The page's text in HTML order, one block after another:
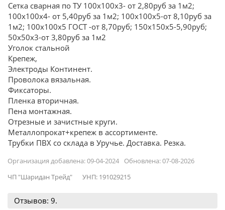
Сетка сварная по ТУ 100х100х3- от 2,80руб за 1м2;
100х100х4- от 5,40руб за 1м2; 100х100х5-от 8,10руб за
1м2; 100х100х5 ГОСТ -от 8,70руб; 150х150х5-5,90руб;
50х50х3-от 3,80руб за 1м2
Уголок стальной
Крепеж,
Электроды Континент.
Проволока вязальная.
Фиксаторы.
Пленка вторичная.
Пена монтажная.
Отрезные и зачистные круги.
Металлопрокат+крепеж в ассортименте.
Трубки ПВХ со склада в Уручье. Доставка. Резка.
Организация добавлена: 09-04-2024
Обновлена: 07-08-2026
ЧП "Шаридан Трейд"
УНП: 191029215
Отзывов: 9.